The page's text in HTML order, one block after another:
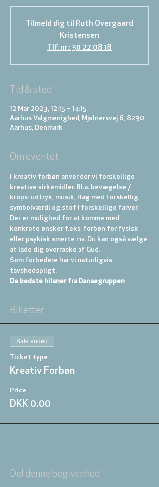
Tilmeld dig til Ruth Overgaard
Kristensen
Tlf. nr.: 30 22 08 18
Tid & sted
12 Mar 2023, 12:15 – 14:15
Aarhus Valgmenighed, Mjølnersvej 6, 8230
Aarhus, Denmark
Om eventet
I kreativ forbøn anvender vi forskellige
kreative virkemidler. Bl.a. bevægelse /
krops-udtryk, musik, flag med forskellig
symbolværdi og stof i forskellige farver.
Der er mulighed for at komme med
konkrete ønsker f.eks. forbøn for fysisk
eller psykisk smerte mv. Du kan også vælge
at lade dig overraske af Gud.
Som forbedere har vi naturligvis
tavshedspligt.
De bedste hilsner fra Dansegruppen
Billetter
Sale ended
Ticket type
Kreativ Forbøn
Price
DKK 0.00
Del denne begivenhed